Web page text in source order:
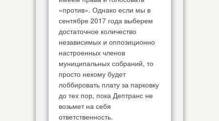
«против». Однако если мы в
сентябре 2017 года выберем
достаточное количество
независимых и оппозиционно
настроенных членов
муниципальных собраний, то
просто некому будет
лоббировать плату за парковку
до тех пор, пока Дептранс не
возьмет на себя
ответственность.